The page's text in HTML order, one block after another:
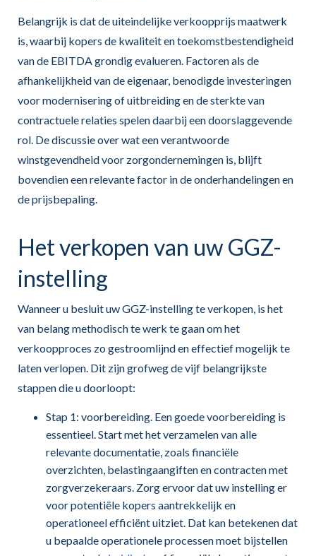
Belangrijk is dat de uiteindelijke verkoopprijs maatwerk
is, waarbij kopers de kwaliteit en toekomstbestendigheid
van de EBITDA grondig evalueren. Factoren als de
afhankelijkheid van de eigenaar, benodigde investeringen
voor modernisering of uitbreiding en de sterkte van
contractuele relaties spelen daarbij een doorslaggevende
rol. De discussie over wat een verantwoorde
winstgevendheid voor zorgondernemingen is, blijft
bovendien een relevante factor in de onderhandelingen en
de prijsbepaling.
Het verkopen van uw GGZ-
instelling
Wanneer u besluit uw GGZ-instelling te verkopen, is het
van belang methodisch te werk te gaan om het
verkoopproces zo gestroomlijnd en effectief mogelijk te
laten verlopen. Dit zijn grofweg de vijf belangrijkste
stappen die u doorloopt:
Stap 1: voorbereiding. Een goede voorbereiding is
essentieel. Start met het verzamelen van alle
relevante documentatie, zoals financiële
overzichten, belastingaangiften en contracten met
zorgverzekeraars. Zorg ervoor dat uw instelling er
voor potentiële kopers aantrekkelijk en
operationeel efficiënt uitziet. Dat kan betekenen dat
u bepaalde operationele processen moet bijstellen